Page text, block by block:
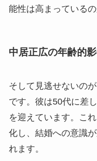
能性は高まっているの
中居正広の年齢的
そして見逃せないの
です。彼は50代に差
を迎えています。こ
化し、結婚への意識
れます。